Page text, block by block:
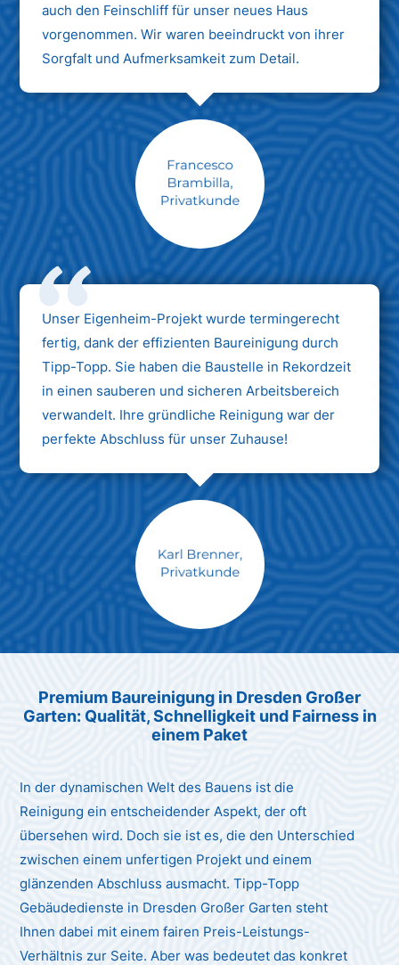
auch den Feinschliff für unser neues Haus
vorgenommen. Wir waren beeindruckt von ihrer
Sorgfalt und Aufmerksamkeit zum Detail.
Max Mustermann
Unternehmen AG
Unser Eigenheim-Projekt wurde termingerecht
fertig, dank der effizienten Baureinigung durch
Tipp-Topp. Sie haben die Baustelle in Rekordzeit
in einen sauberen und sicheren Arbeitsbereich
verwandelt. Ihre gründliche Reinigung war der
perfekte Abschluss für unser Zuhause!
Max Mustermann
Premium Baureinigung in Dresden Großer
Garten: Qualität, Schnelligkeit und Fairness in
einem Paket
In der dynamischen Welt des Bauens ist die
Reinigung ein entscheidender Aspekt, der oft
übersehen wird. Doch sie ist es, die den Unterschied
zwischen einem unfertigen Projekt und einem
glänzenden Abschluss ausmacht. Tipp-Topp
Gebäudedienste in Dresden Großer Garten steht
Ihnen dabei mit einem fairen Preis-Leistungs-
Verhältnis zur Seite. Aber was bedeutet das konkret